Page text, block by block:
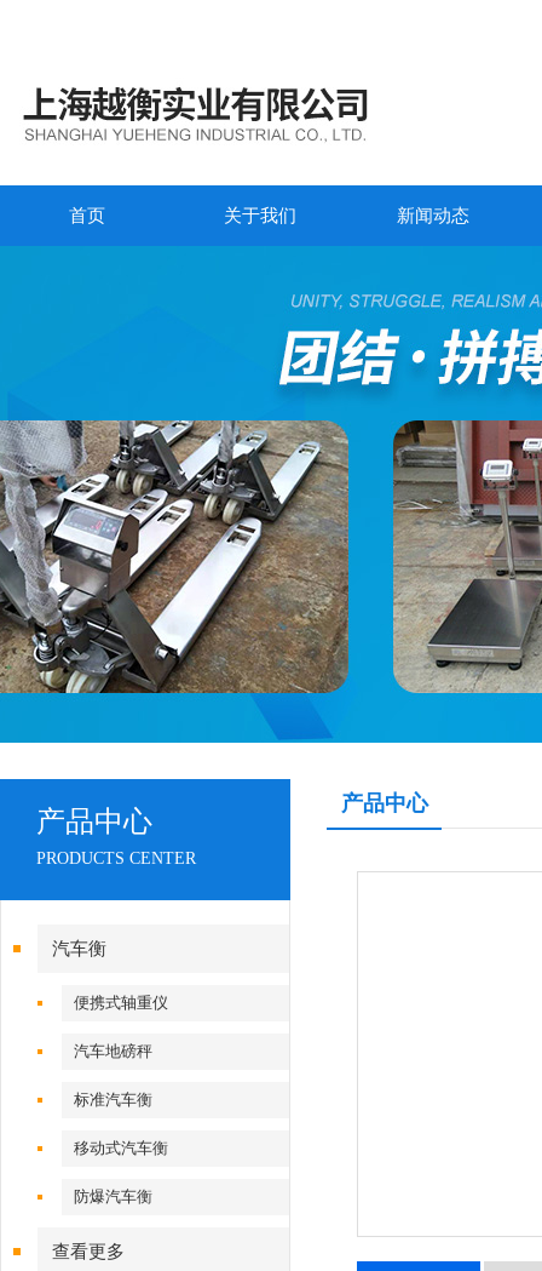
首页 关于我们 新闻动态
产品中心
PRODUCTS CENTER
汽车衡
便携式轴重仪
汽车地磅秤
标准汽车衡
移动式汽车衡
防爆汽车衡
查看更多
产品中心